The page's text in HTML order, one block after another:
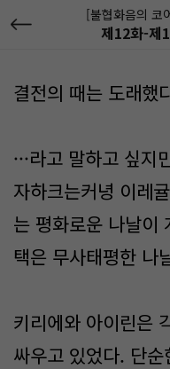
[불협화음의
제12화-제
결전의 때는 도래했다
···라고 말하고 싶
자하크는커녕 이레
는 평화로운 나날이
택은 무사태평한 나
키리에와 아이린은
싸우고 있었다. 단